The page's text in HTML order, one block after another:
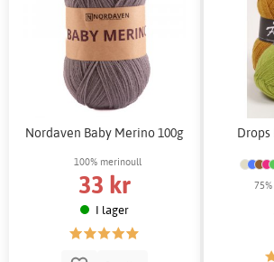
Nordaven Baby Merino 100g
100% merinoull
33 kr
I lager
Drops